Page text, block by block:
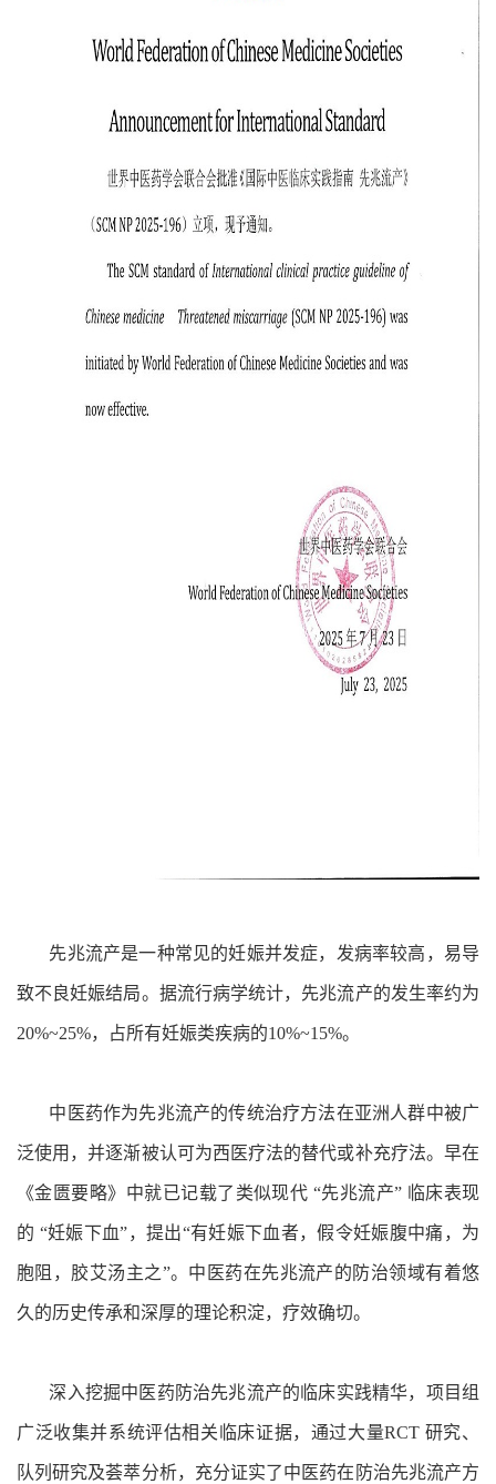
先兆流产是一种常见的妊娠并发症，发病率较高，易导
致不良妊娠结局。据流行病学统计，先兆流产的发生率约为
20%~25%，占所有妊娠类疾病的10%~15%。
中医药作为先兆流产的传统治疗方法在亚洲人群中被广
泛使用，并逐渐被认可为西医疗法的替代或补充疗法。早在
《金匮要略》中就已记载了类似现代 “先兆流产” 临床表现
的 “妊娠下血”，提出“有妊娠下血者，假令妊娠腹中痛，为
胞阻，胶艾汤主之”。中医药在先兆流产的防治领域有着悠
久的历史传承和深厚的理论积淀，疗效确切。
深入挖掘中医药防治先兆流产的临床实践精华，项目组
广泛收集并系统评估相关临床证据，通过大量RCT 研究、
队列研究及荟萃分析，充分证实了中医药在防治先兆流产方